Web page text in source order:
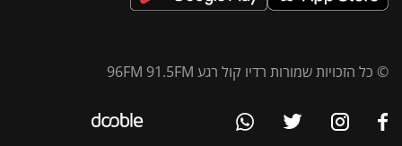
© כל הזכויות שמורות רדיו קול רגע 96FM 91.5FM